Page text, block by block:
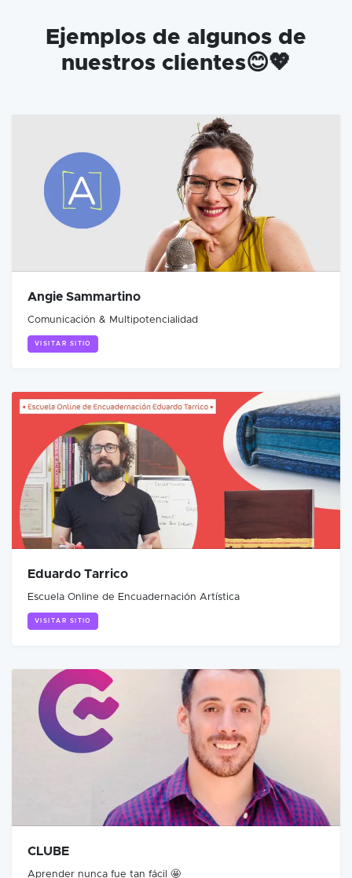
Ejemplos de algunos de
nuestros clientes😊💖
Angie Sammartino
Comunicación & Multipotencialidad
VISITAR SITIO
Eduardo Tarrico
Escuela Online de Encuadernación Artística
VISITAR SITIO
CLUBE
Aprender nunca fue tan fácil 🤩